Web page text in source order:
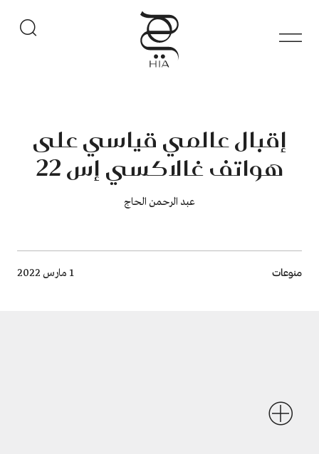
إقبال عالمي قياسي على
هواتف غالاكسي إس 22
عبد الرحمن الحاج
Breadcrumb
منوعات